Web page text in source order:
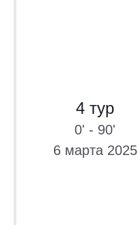
4 тур
0' - 90'
6 марта 2025